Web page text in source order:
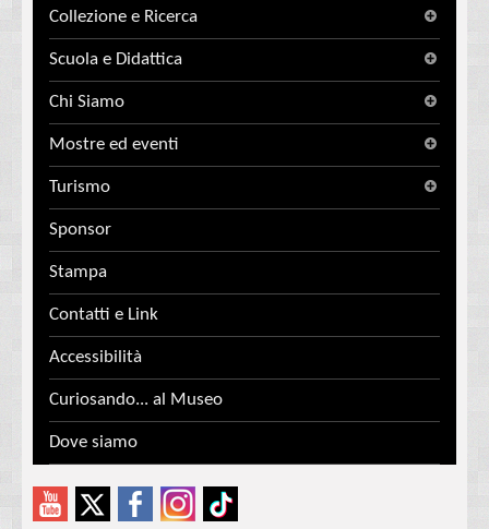
Collezione e Ricerca
Scuola e Didattica
Chi Siamo
Mostre ed eventi
Turismo
Sponsor
Stampa
Contatti e Link
Accessibilità
Curiosando... al Museo
Dove siamo